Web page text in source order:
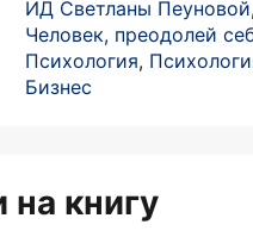
ИД Светланы Пеуновой,
Человек, преодолей
Психология,
Бизнес
на книгу